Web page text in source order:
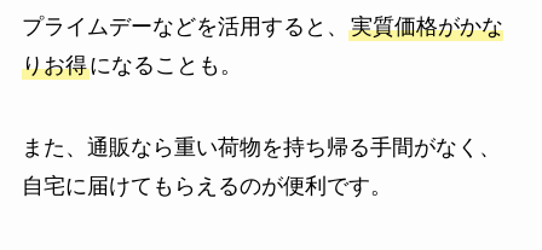
プライムデーなどを活用すると、 実質価格がかな
りお得になることも。
また、通販なら重い荷物を持ち帰る手間がなく、
自宅に届けてもらえるのが便利です。